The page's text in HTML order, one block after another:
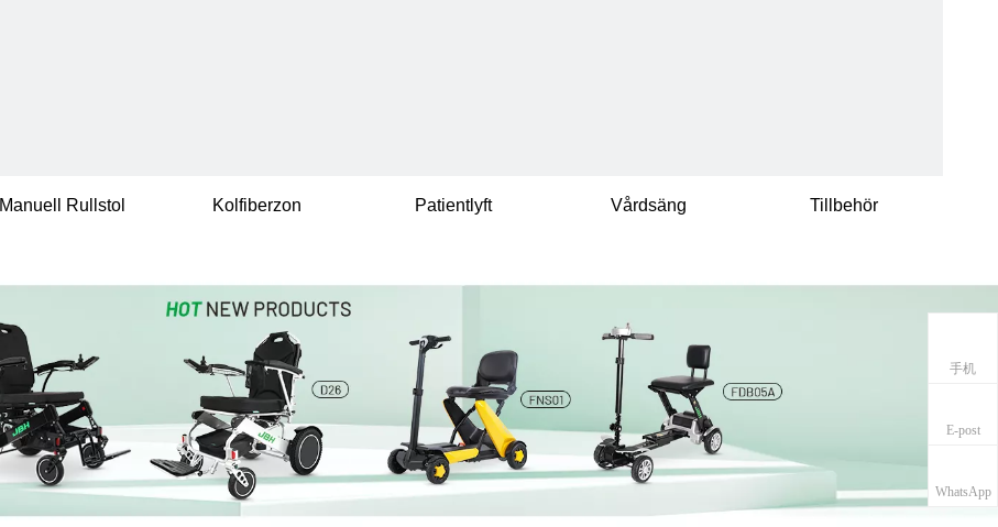
Manuell Rullstol Kolfiberzon Patientlyft Vårdsäng Tillbehör
手机
E-post
WhatsApp